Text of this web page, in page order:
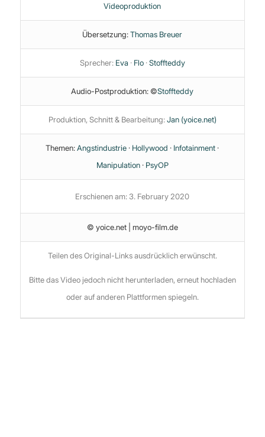
Videoproduktion
Übersetzung:Thomas Breuer
Sprecher: Eva · Flo·Stoffteddy
Audio-Postproduktion: ©Stoffteddy
Produktion, Schnitt & Bearbeitung:Jan (yoice.net)
Themen:Angstindustrie · Hollywood · Infotainment ·
Manipulation· PsyOP
Erschienen am: 3. February 2020
© yoice.net | moyo-film.de
Teilen des Original-Links ausdrücklich erwünscht.
Bitte das Video jedoch nicht herunterladen, erneut hochladen
oder auf anderen Plattformen spiegeln.